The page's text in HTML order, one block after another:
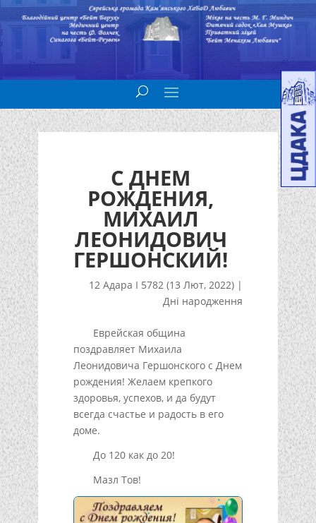
С ДНЕМ
РОЖДЕНИЯ,
МИХАИЛ
ЛЕОНИДОВИЧ
ГЕРШОНСКИЙ!
12 Адара I 5782 (13 Лют, 2022) |
Дні народження
Еврейская община
поздравляет Михаила
Леонидовича Гершонского с Днем
рождения! Желаем крепкого
здоровья, успехов, и да будут
всегда счастье и радость в его
доме.
До 120 как до 20!
Мазл Тов!